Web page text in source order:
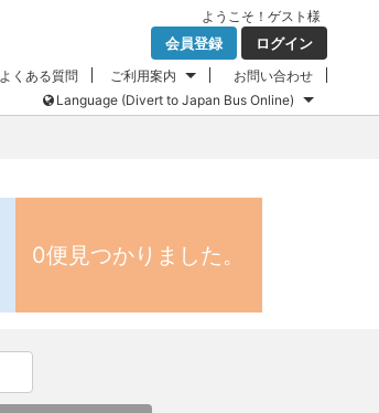
ようこそ！ ゲスト 様
会員登録 ログイン
よくある質問 ご利用案内
お問い合わせ
Language (Divert to Japan Bus Online)
0便見つかりました。